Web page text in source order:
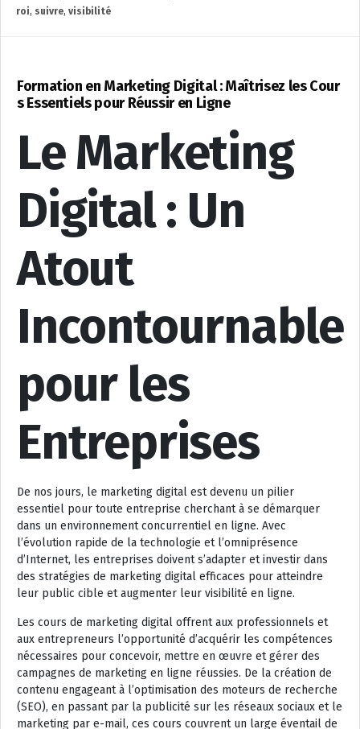
roi, suivre, visibilité
Formation en Marketing Digital : Maîtrisez les Cour
s Essentiels pour Réussir en Ligne
Le Marketing
Digital : Un
Atout
Incontournable
pour les
Entreprises
De nos jours, le marketing digital est devenu un pilier
essentiel pour toute entreprise cherchant à se démarquer
dans un environnement concurrentiel en ligne. Avec
l’évolution rapide de la technologie et l’omniprésence
d’Internet, les entreprises doivent s’adapter et investir dans
des stratégies de marketing digital efficaces pour atteindre
leur public cible et augmenter leur visibilité en ligne.
Les cours de marketing digital offrent aux professionnels et
aux entrepreneurs l’opportunité d’acquérir les compétences
nécessaires pour concevoir, mettre en œuvre et gérer des
campagnes de marketing en ligne réussies. De la création de
contenu engageant à l’optimisation des moteurs de recherche
(SEO), en passant par la publicité sur les réseaux sociaux et le
marketing par e-mail, ces cours couvrent un large éventail de